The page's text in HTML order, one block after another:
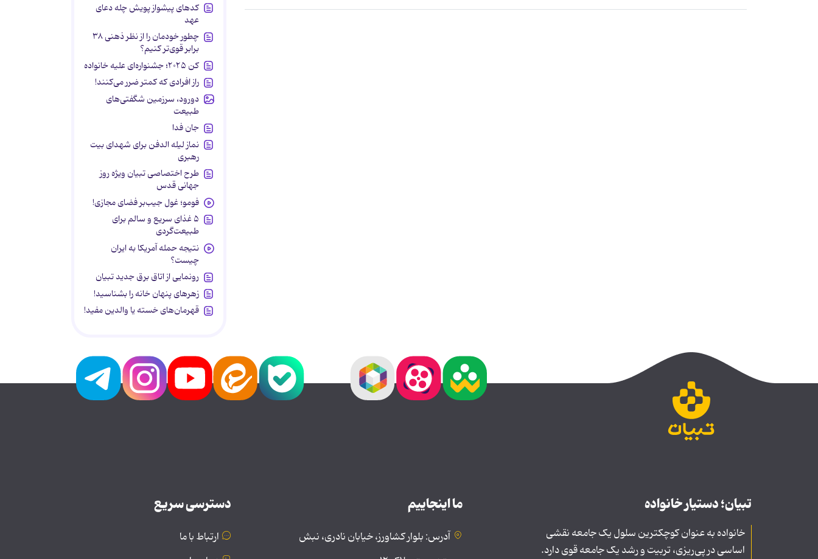
کدهای پیشواز پویش چله دعای
عهد
چطور خودمان را از نظر ذهنی ۳۸
برابر قوی‌تر کنیم؟
کن ۲۰۲۵؛ جشنواره‌ای علیه خانواده
راز افرادی که کمتر ضرر می‌کنند!
دورود، سرزمین شگفتی‌های
طبیعت
جان فدا
نماز لیله الدفن برای شهدای بیت
رهبری
طرح اختصاصی تبیان ویژه روز
جهانی قدس
فومو؛ غول جیب‌بر فضای مجازی!
۵ غذای سریع و سالم برای
طبیعت‌گردی
نتیجه حمله آمریکا به ایران
چیست؟
رونمایی از اتاق برق جدید تبیان
زهرهای پنهان خانه را بشناسید!
قهرمان‌های خسته یا والدین مفید!
تبیان؛ دستیار خانواده
خانواده به عنوان کوچکترین سلول یک جامعه نقشی
اساسی در پی‌ریزی، تربیت و رشد یک جامعه قوی دارد.
ما اینجاییم
آدرس: بلوار کشاورز، خیابان نادری، نبش
دسترسی سریع
ارتباط با ما